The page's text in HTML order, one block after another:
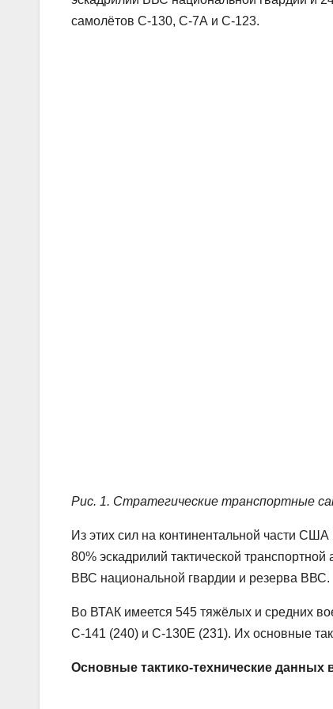
самолётов С-130, С-7А и C-123.
Рис. 1. Стратегические транспортные
Из этих сил на континентальной части США
80% эскадрилий тактической
ВВС национальной гвардии и резерва ВВС.
Во ВТАК имеется 545 тяжёлых и средних
С-141 (240) и С-130Е (231). Их основные
Основные тактико-технические